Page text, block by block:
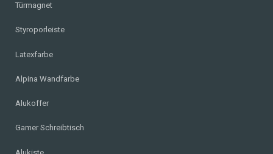
Türmagnet
Styroporleiste
Latexfarbe
Alpina Wandfarbe
Alukoffer
Gamer Schreibtisch